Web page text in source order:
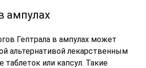
ампулах
Гептрала в ампулах может
альтернативой лекарственным
таблеток или капсул. Такие